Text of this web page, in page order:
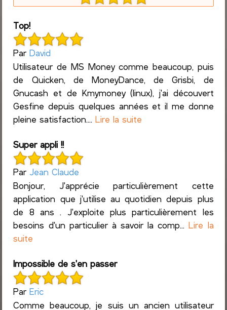
Top!
ParDavid
Utilisateur de MS Money comme beaucoup, puis
de Quicken, de MoneyDance, de Grisbi, de
Gnucash et de Kmymoney (linux), j'ai découvert
Gesfine depuis quelques années et il me donne
pleine satisfaction....Lire la suite
Super appli !!
Par Jean Claude
Bonjour, J'apprécie particulièrement cette
application que j'utilise au quotidien depuis plus
de 8 ans . J'exploite plus particulièrement les
besoins d'un particulier à savoir la comp...Lire la
suite
Impossible de s'en passer
ParEric
Comme beaucoup, je suis un ancien utilisateur